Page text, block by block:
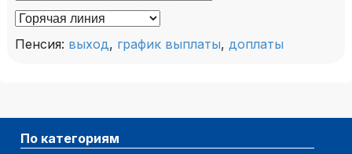
Пенсия: выход, график выплаты, доплаты
По категориям